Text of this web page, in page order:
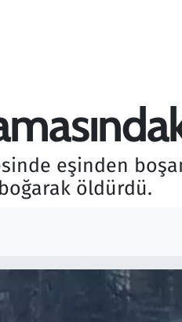
eşinden
öldürdü.